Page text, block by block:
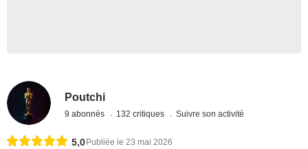
Poutchi
9 abonnés 132 critiques Suivre son activité
5,0 Publiée le 23 mai 2026